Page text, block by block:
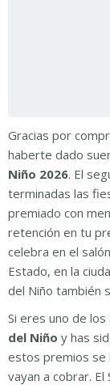
Gracias por
haberte dado
Niño 2026. El
terminadas las
premiado con
retención en tu
celebra en el
Estado, en la
del Niño también
Si eres uno de
del Niño y has
estos premios se
vayan a cobrar.